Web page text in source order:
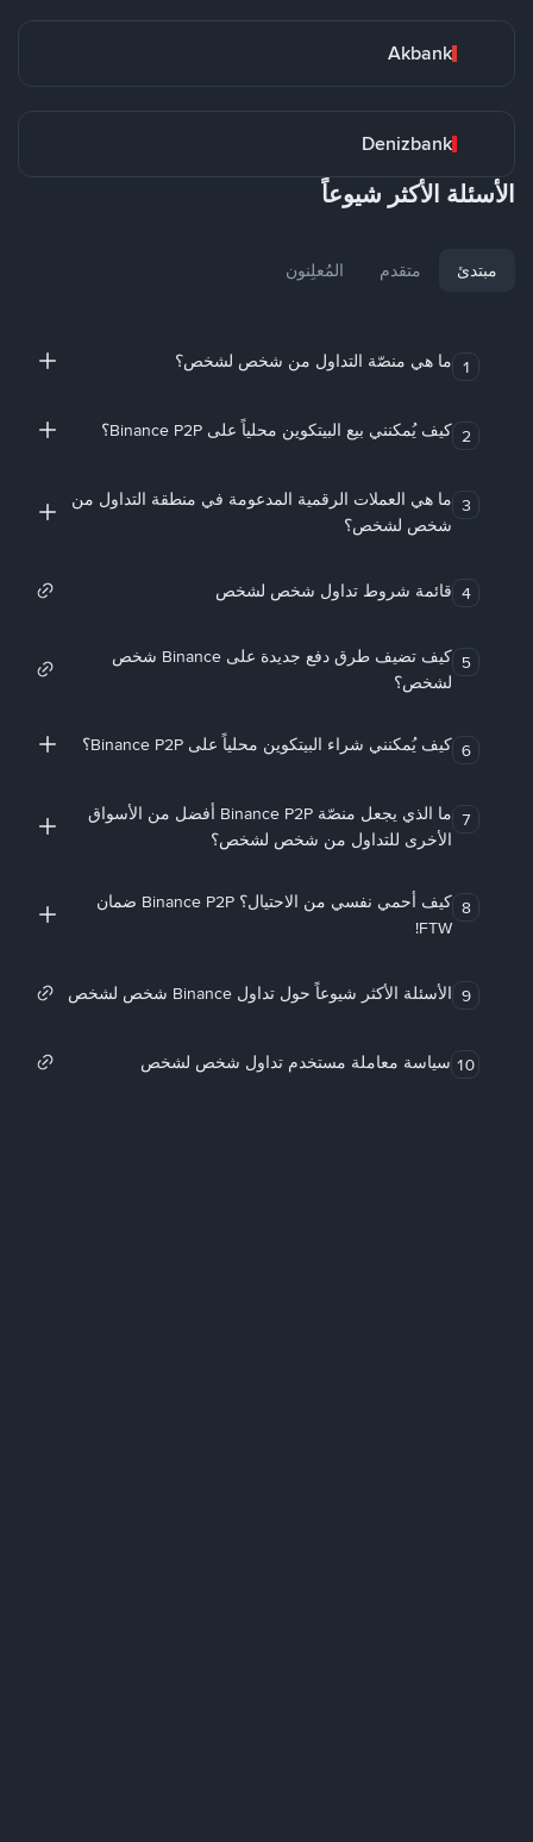
Akbank
Denizbank
الأسئلة الأكثر شيوعاً
مبتدئ متقدم المُعلِنون
1 ما هي منصّة التداول من شخص لشخص؟
2 كيف يُمكنني بيع البيتكوين محلياً على Binance P2P؟
3 ما هي العملات الرقمية المدعومة في منطقة التداول من
شخص لشخص؟
4 قائمة شروط تداول شخص لشخص
5
كيف تضيف طرق دفع جديدة على Binance شخص
لشخص؟
6 كيف يُمكنني شراء البيتكوين محلياً على Binance P2P؟
7
ما الذي يجعل منصّة Binance P2P أفضل من الأسواق
الأخرى للتداول من شخص لشخص؟
8
كيف أحمي نفسي من الاحتيال؟ Binance P2P ضمان
FTW!
9 الأسئلة الأكثر شيوعاً حول تداول Binance شخص لشخص
10 سياسة معاملة مستخدم تداول شخص لشخص